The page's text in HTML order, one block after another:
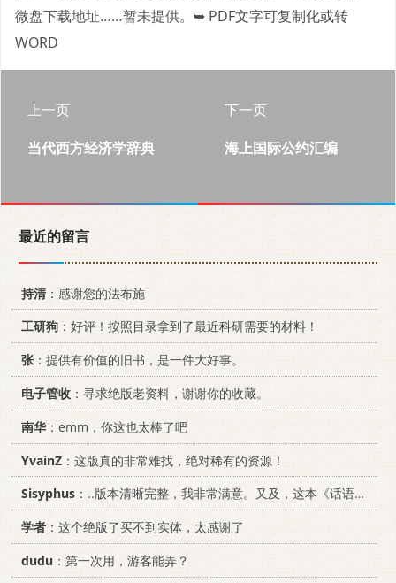
微盘下载地址……暂未提供。 ➥ PDF文字可复制化或转
WORD
上一页
当代西方经济学辞典
下一页
海上国际公约汇编
最近的留言
持清：感谢您的法布施
工研狗 ：好评！按照目录拿到了最近科研需要的材料！
张：提供有价值的旧书，是一件大好事。
电子管收 ：寻求绝版老资料，谢谢你的收藏。
南华：emm，你这也太棒了吧
YvainZ ：这版真的非常难找，绝对稀有的资源！
Sisyphus ：..版本清晰完整，我非常满意。又及，这本《话语的真相》...
学者 ：这个绝版了买不到实体，太感谢了
dudu ：第一次用，游客能弄？